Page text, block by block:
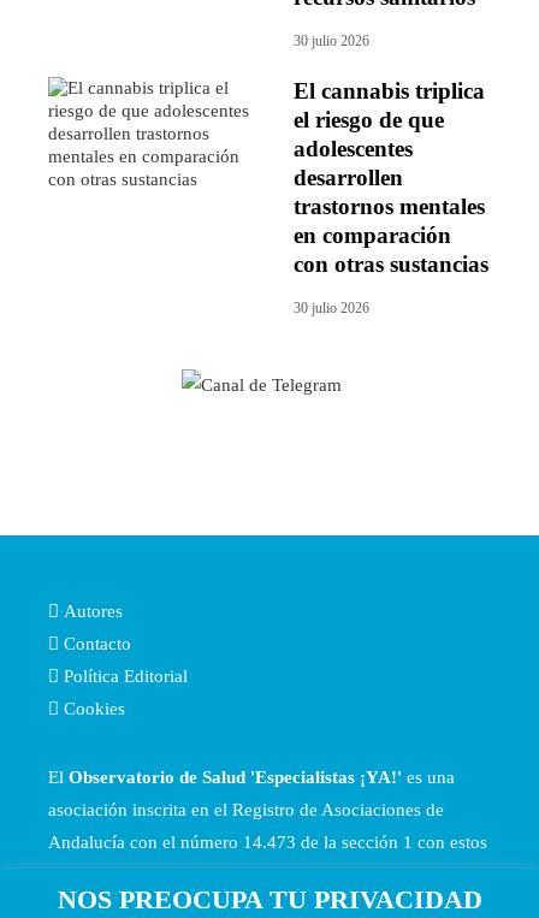
30 julio 2026
El cannabis triplica
el riesgo de que
adolescentes
desarrollen
trastornos mentales
en comparación
con otras sustancias
30 julio 2026
Autores
Contacto
Política Editorial
Cookies
El Observatorio de Salud 'Especialistas ¡YA!' es una
asociación inscrita en el Registro de Asociaciones de
Andalucía con el número 14.473 de la sección 1 con estos
Estatutos
NOS PREOCUPA TU PRIVACIDAD